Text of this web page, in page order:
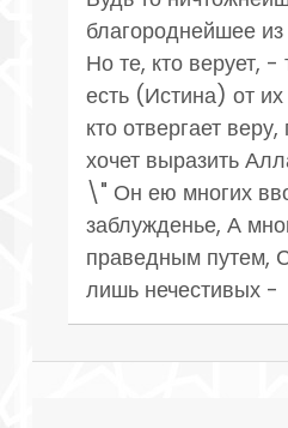
благороднейшее
Но те, кто верует,
есть (Истина) от
кто отвергает
хочет выразить
\" Он ею многих
заблужденье, А
праведным путем,
лишь нечестивых -